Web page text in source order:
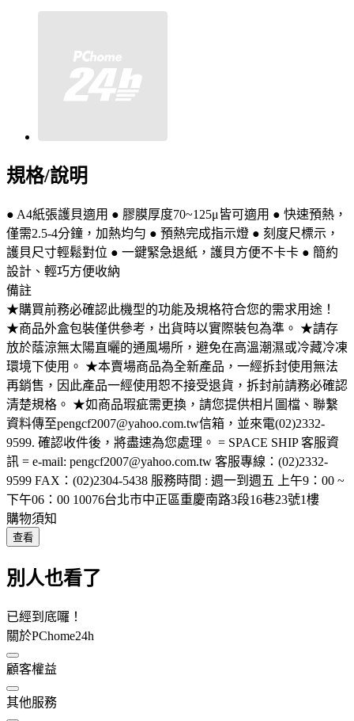
規格/說明
● A4紙張護貝適用 ● 膠膜厚度70~125μ皆可適用 ● 快速預熱，
僅需2.5-4分鐘，加熱均勻 ● 預熱完成指示燈 ● 刻度尺標示，
護貝尺寸輕鬆對位 ● 一鍵緊急退紙，護貝方便不卡卡 ● 簡約
設計、輕巧方便收納
備註
★購買前務必確認此機型的功能及規格符合您的需求用途！
★商品外盒包裝僅供參考，出貨時以實際裝包為準。 ★請存
放於蔭涼無太陽直曬的通風場所，避免在高溫潮濕或冷藏冷凍
環境下使用。 ★本賣場商品為全新產品，一經拆封使用無法
再銷售，因此產品一經使用恕不接受退貨，拆封前請務必確認
清楚規格。 ★如商品瑕疵需更換，請您提供相片圖檔、聯繫
資料傳至pengcf2007@yahoo.com.tw信箱，並來電(02)2332-
9599. 確認收件後，將盡速為您處理。 = SPACE SHIP 客服資
訊 = e-mail: pengcf2007@yahoo.com.tw 客服專線：(02)2332-
9599 FAX：(02)2304-5438 服務時間 : 週一到週五 上午9：00 ~
下午06：00 10076台北市中正區重慶南路3段16巷23號1樓
購物須知
查看
別人也看了
已經到底囉！
關於PChome24h
顧客權益
其他服務